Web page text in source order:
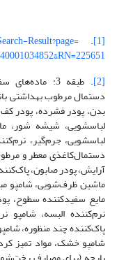
[1]
. Available at:
Result?page=
[2]
. طبقه 3:
دستمال مرطوب بهداشتی
بدن، پودر فشرده، پودر
لباسشویی، شیشه شور،
لباسشویی، جرم‌گیر،
دستمال‌کاغذی معطر و
آرایش، پودر صابون،
ماشین ظرف‌شویی، شامپو
مایع سفیدکننده سطوح،
نرم‌کننده البسه، شامپو
پاک‌کننده چند منظوره،
شامپو خشک، مواد تمیز